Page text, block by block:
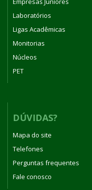
Laboratórios
Ligas Acadêmicas
Monitorias
Núcleos
PET
DÚVIDAS?
Mapa do site
Telefones
Perguntas frequentes
Fale conosco